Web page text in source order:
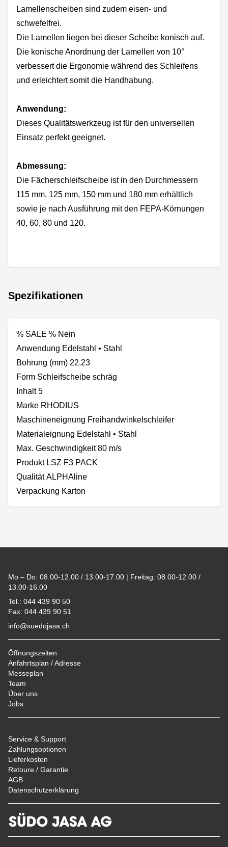
Lamellenscheiben sind zudem eisen- und
schwefelfrei.
Die Lamellen liegen bei dieser Scheibe konisch auf.
Die konische Anordnung der Lamellen von 10°
verbessert die Ergonomie während des Schleifens
und erleichtert somit die Handhabung.
Anwendung:
Dieses Qualitätswerkzeug ist für den universellen
Einsatz perfekt geeignet.
Abmessung:
Die Fächerschleifscheibe ist in den Durchmessern
115 mm, 125 mm, 150 mm und 180 mm erhältlich
sowie je nach Ausführung mit den FEPA-Körnungen
40, 60, 80 und 120.
Spezifikationen
% SALE % Nein
Anwendung Edelstahl • Stahl
Bohrung (mm) 22.23
Form Schleifscheibe schräg
Inhalt 5
Marke RHODIUS
Maschineneignung Freihandwinkelschleifer
Materialeignung Edelstahl • Stahl
Max. Geschwindigkeit 80 m/s
Produkt LSZ F3 PACK
Qualität ALPHAline
Verpackung Karton
Mo – Do: 08.00-12.00 / 13.00-17.00 | Freitag: 08.00-12.00 /
13.00-16.00
Tel.: 044 439 90 50
Fax: 044 439 90 51
info@suedojasa.ch
Öffnungszeiten
Anfahrtsplan / Adresse
Messeplan
Team
Über uns
Jobs
Service & Support
Zahlungsoptionen
Lieferkosten
Retoure / Garantie
AGB
Datenschutzerklärung